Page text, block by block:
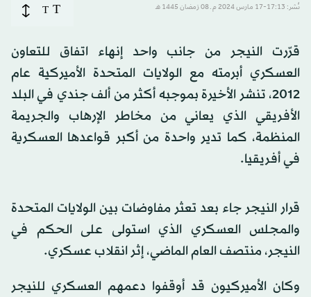
نُشر: 17:13-17 مارس 2024 م ـ 08 رَمضان 1445 هـ T
T
قرّرت النيجر من جانب واحد إنهاء اتفاق للتعاون
العسكري أبرمته مع الولايات المتحدة الأميركية عام
2012، تنشر الأخيرة بموجبه أكثر من ألف جندي في البلد
الأفريقي الذي يعاني من مخاطر الإرهاب والجريمة
المنظمة، كما تدير واحدة من أكبر قواعدها العسكرية
في أفريقيا.
قرار النيجر جاء بعد تعثر مفاوضات بين الولايات المتحدة
والمجلس العسكري الذي استولى على الحكم في
النيجر، منتصف العام الماضي، إثر انقلاب عسكري.
وكان الأميركيون قد أوقفوا دعمهم العسكري للنيجر